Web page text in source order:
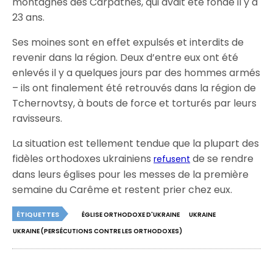
23 ans.
Ses moines sont en effet expulsés et interdits de
revenir dans la région. Deux d’entre eux ont été
enlevés il y a quelques jours par des hommes armés
– ils ont finalement été retrouvés dans la région de
Tchernovtsy, à bouts de force et torturés par leurs
ravisseurs.
La situation est tellement tendue que la plupart des
fidèles orthodoxes ukrainiensrefusent de se rendre
dans leurs églises pour les messes de la première
semaine du Carême et restent prier chez eux.
ÉTIQUETTES ÉGLISE ORTHODOXE D'UKRAINE
UKRAINE
UKRAINE (PERSÉCUTIONS CONTRE LES ORTHODOXES)